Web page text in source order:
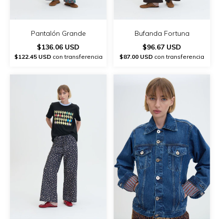
Pantalón Grande
$136.06 USD
$122.45 USDcon transferencia
Bufanda Fortuna
$96.67 USD
$87.00 USD con transferencia